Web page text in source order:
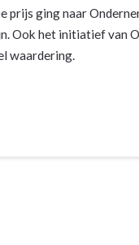
prijs ging naar
Ook het initiatief van
waardering.